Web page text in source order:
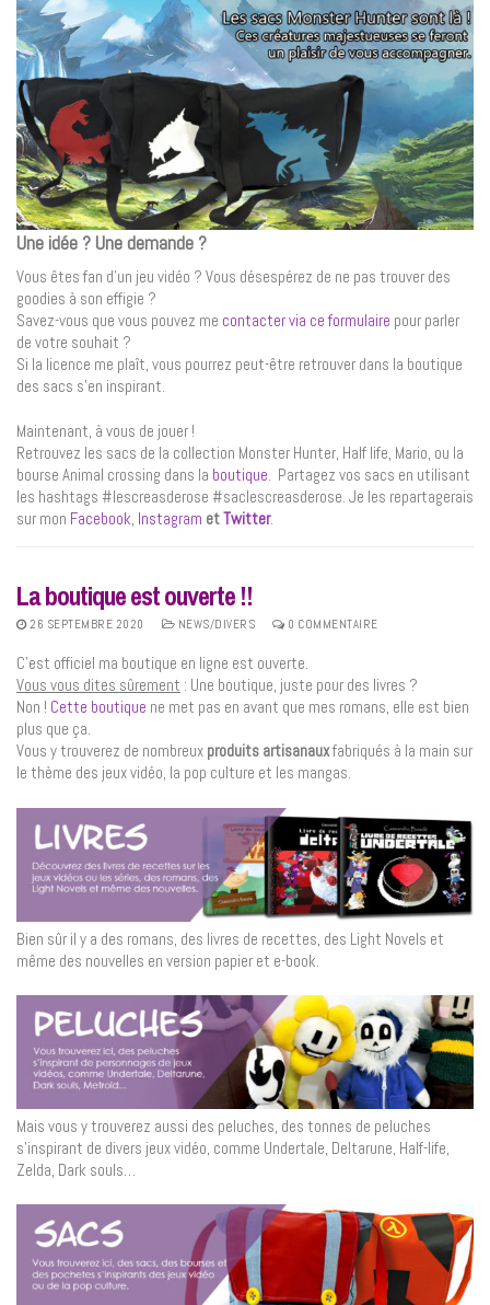
Une idée ? Une demande ?
Vous êtes fan d’un jeu vidéo ? Vous désespérez de ne pas trouver des
goodies à son effigie ?
Savez-vous que vous pouvez me contacter via ce formulaire pour parler
de votre souhait ?
Si la licence me plaît, vous pourrez peut-être retrouver dans la boutique
des sacs s’en inspirant.
Maintenant, à vous de jouer !
Retrouvez les sacs de la collection Monster Hunter, Half life, Mario, ou la
bourse Animal crossing dans la boutique. Partagez vos sacs en utilisant
les hashtags #lescreasderose #saclescreasderose. Je les repartagerais
sur mon Facebook, Instagram etTwitter.
La boutique est ouverte !!
26 SEPTEMBRE 2020 NEWS/DIVERS 0 COMMENTAIRE
C’est officiel ma boutique en ligne est ouverte.
Vous vous dites sûrement : Une boutique, juste pour des livres ?
Non ! Cette boutique ne met pas en avant que mes romans, elle est bien
plus que ça.
Vous y trouverez de nombreux produits artisanauxfabriqués à la main sur
le thème des jeux vidéo, la pop culture et les mangas.
Bien sûr il y a des romans, des livres de recettes, des Light Novels et
même des nouvelles en version papier et e-book.
Mais vous y trouverez aussi des peluches, des tonnes de peluches
s’inspirant de divers jeux vidéo, comme Undertale, Deltarune, Half-life,
Zelda, Dark souls…